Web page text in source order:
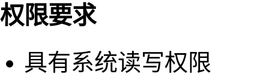
权限要求
具有系统读写权限